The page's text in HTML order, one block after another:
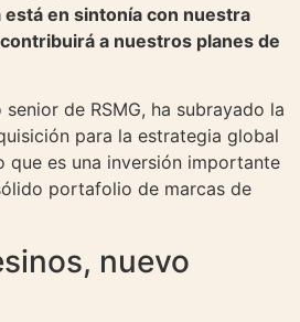
está en sintonía con nuestra
a nuestros planes de
de RSMG, ha subrayado la
para la estrategia global
que es una inversión importante
portafolio de marcas de
nuevo